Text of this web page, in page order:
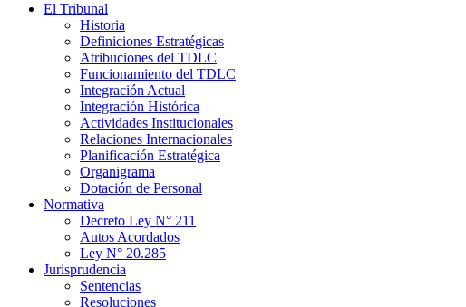
El Tribunal
Historia
Definiciones Estratégicas
Atribuciones del TDLC
Funcionamiento del TDLC
Integración Actual
Integración Histórica
Actividades Institucionales
Relaciones Internacionales
Planificación Estratégica
Organigrama
Dotación de Personal
Normativa
Decreto Ley N° 211
Autos Acordados
Ley N° 20.285
Jurisprudencia
Sentencias
Resoluciones